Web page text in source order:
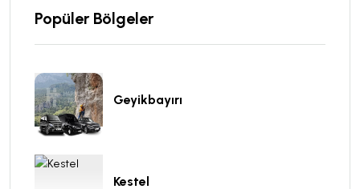
Popüler Bölgeler
Geyikbayırı
Kestel